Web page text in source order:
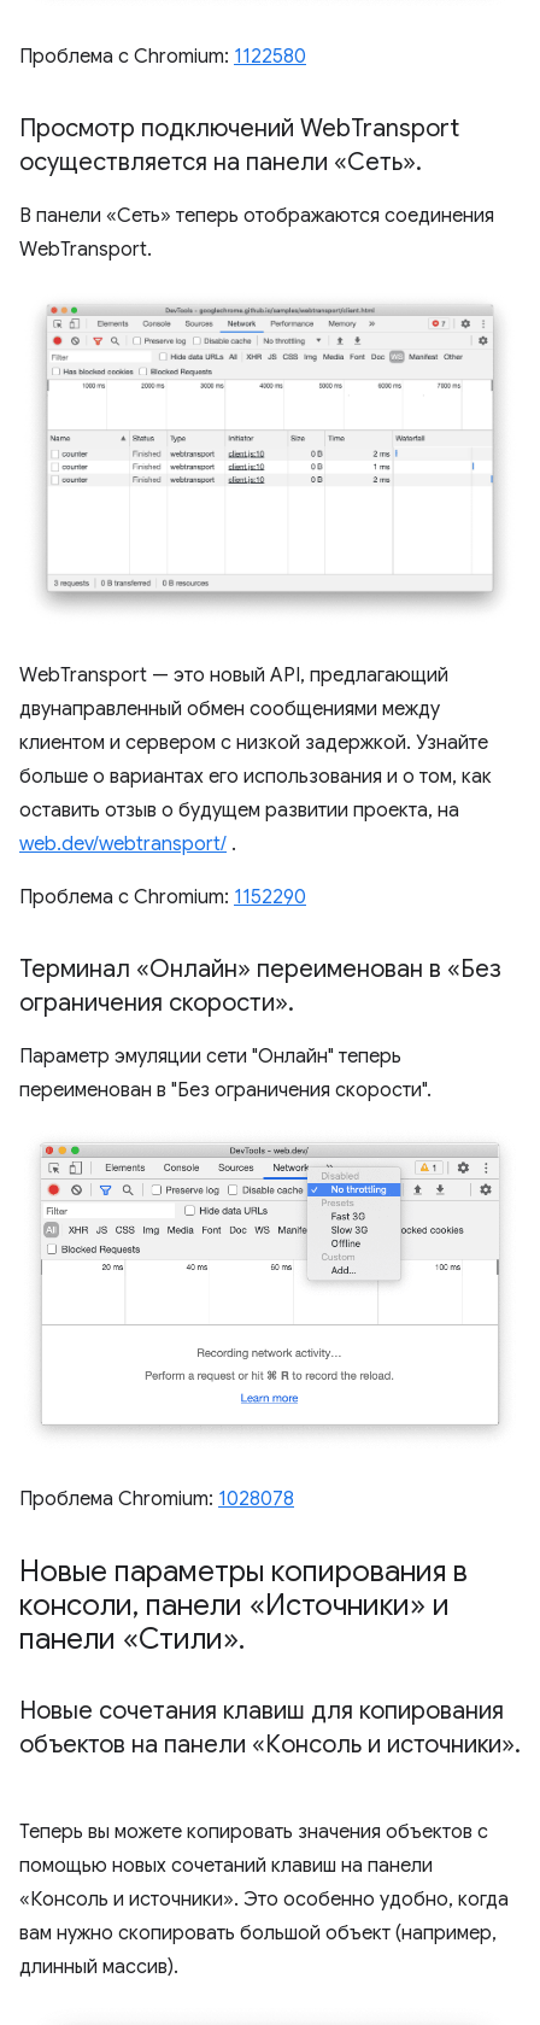
Проблема с Chromium: 1122580
Просмотр подключений WebTransport
осуществляется на панели «Сеть».
В панели «Сеть» теперь отображаются соединения
WebTransport.
WebTransport — это новый API, предлагающий
двунаправленный обмен сообщениями между
клиентом и сервером с низкой задержкой. Узнайте
больше о вариантах его использования и о том, как
оставить отзыв о будущем развитии проекта, на
web.dev/webtransport/ .
Проблема с Chromium: 1152290
Терминал «Онлайн» переименован в «Без
ограничения скорости».
Параметр эмуляции сети "Онлайн" теперь
переименован в "Без ограничения скорости".
Проблема Chromium: 1028078
Новые параметры копирования в
консоли, панели «Источники» и
панели «Стили».
Новые сочетания клавиш для копирования
объектов на панели «Консоль и источники».
Теперь вы можете копировать значения объектов с
помощью новых сочетаний клавиш на панели
«Консоль и источники». Это особенно удобно, когда
вам нужно скопировать большой объект (например,
длинный массив).